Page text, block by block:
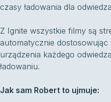
czasy ładowania dla
Z Ignite wszystkie filmy są
automatycznie dostosowując
urządzenia każdego
ładowaniu.
Jak sam Robert to ujmuje: